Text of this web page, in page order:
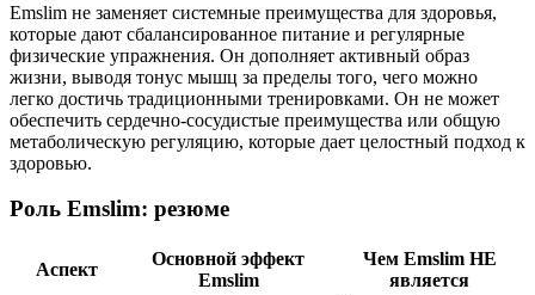
Emslim не заменяет системные преимущества для здоровья,
которые дают сбалансированное питание и регулярные
физические упражнения. Он дополняет активный образ
жизни, выводя тонус мышц за пределы того, чего можно
легко достичь традиционными тренировками. Он не может
обеспечить сердечно-сосудистые преимущества или общую
метаболическую регуляцию, которые дает целостный подход к
здоровью.
Роль Emslim: резюме
Аспект
Основной эффект
Emslim
Чем Emslim НЕ
является